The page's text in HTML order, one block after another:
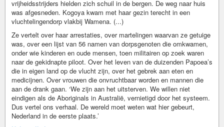
vrijheidsstrijders hielden zich schuil in de bergen. De weg naar huis
was afgesneden. Kogoya kwam met haar gezin terecht in een
vluchtelingendorp vlakbij Wamena. (...)
Ze vertelt over haar arrestaties, over martelingen waarvan ze getuige
was, over een lijst van 56 namen van dorpsgenoten die omkwamen,
onder wie kinderen en oude mensen, toen militairen op zoek waren
naar de gekidnapte piloot. Over het leven van de duizenden Papoea’s
die in eigen land op de vlucht zijn, over het gebrek aan eten en
medicijnen. Over vrouwen die onvruchtbaar worden en mannen die
aan de drank gaan. ‘We zijn aan het uitsterven. We willen niet
eindigen als de Aboriginals in Australië, vernietigd door het systeem.
Dus vertel ons verhaal. De wereld moet weten wat hier gebeurt,
Nederland in de eerste plaats.’